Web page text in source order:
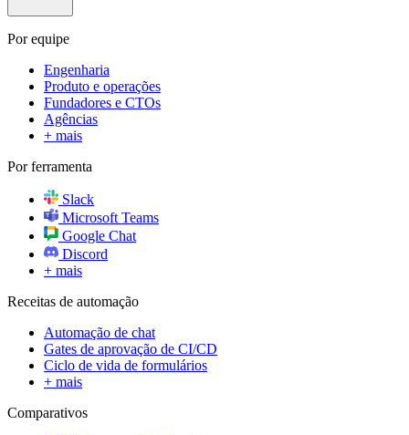
Por equipe
Engenharia
Produto e operações
Fundadores e CTOs
Agências
+ mais
Por ferramenta
Slack
Microsoft Teams
Google Chat
Discord
+ mais
Receitas de automação
Automação de chat
Gates de aprovação de CI/CD
Ciclo de vida de formulários
+ mais
Comparativos